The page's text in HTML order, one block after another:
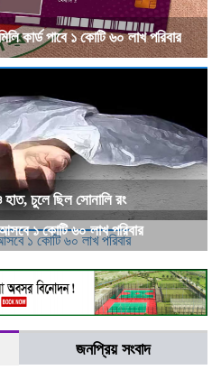
কার্ড পাবে ১ কোটি ৬০ লাখ পরিবার
হাত, চুলে ছিল সোনালি রং
১ কোটি ৬০ লাখ পরিবার
জনপ্রিয় সংবাদ